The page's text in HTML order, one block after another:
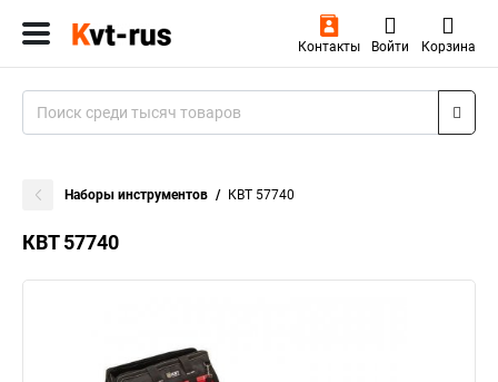
Контакты Войти Корзина
Наборы инструментов КВТ 57740
КВТ 57740